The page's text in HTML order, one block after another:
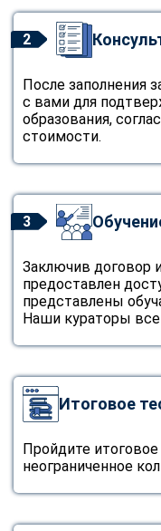
2
После заполнения
с вами для
образования,
стоимости.
3
Заключив договор
предоставлен
представлены
Наши кураторы
Итоговое
Пройдите
неограниченное